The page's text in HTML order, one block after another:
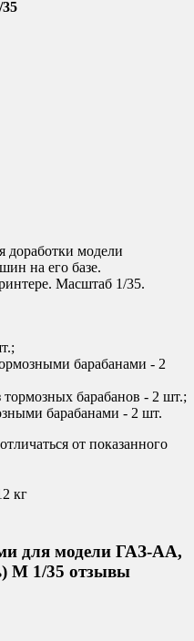
доработки модели
на его базе.
Масштаб 1/35.
барабанами - 2
тормозных барабанов - 2 шт.;
барабанами - 2 шт.
от показанного
кг
для модели ГАЗ-АА,
М 1/35 отзывы